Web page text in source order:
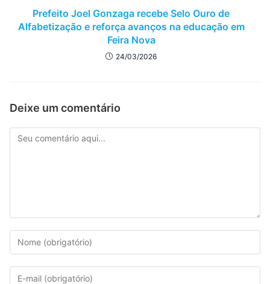
Prefeito Joel Gonzaga recebe Selo Ouro de
Alfabetização e reforça avanços na educação em
Feira Nova
24/03/2026
Deixe um comentário